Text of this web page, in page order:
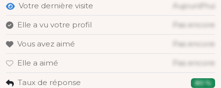
Votre dernière visite Aujourd'hui
Elle a vu votre profil Pas encore
Vous avez aimé Pas encore
Elle a aimé Pas encore
Taux de réponse 80 %